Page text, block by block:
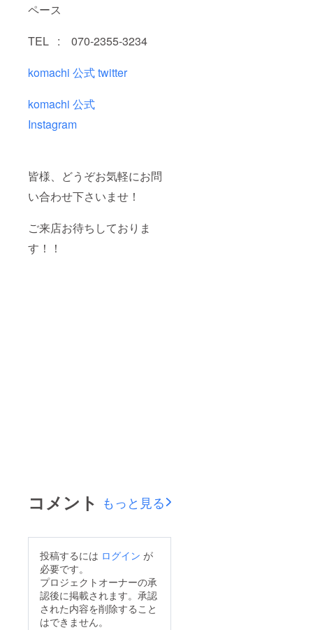
ペース
TEL : 070-2355-3234
komachi 公式 twitter
komachi 公式
Instagram
皆様、どうぞお気軽にお問
い合わせ下さいませ！
ご来店お待ちしておりま
す！！
コメント もっと見る
投稿するには ログイン が
必要です。
プロジェクトオーナーの承
認後に掲載されます。承認
された内容を削除すること
はできません。